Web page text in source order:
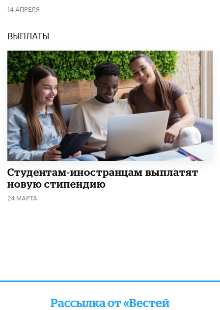
14 АПРЕЛЯ
ВЫПЛАТЫ
Студентам-иностранцам выплатят
новую стипендию
24 МАРТА
Рассылка от «Вестей